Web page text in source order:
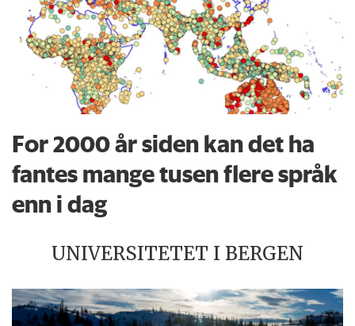
For 2000 år siden kan det ha
fantes mange tusen flere språk
enn i dag
UNIVERSITETET I BERGEN